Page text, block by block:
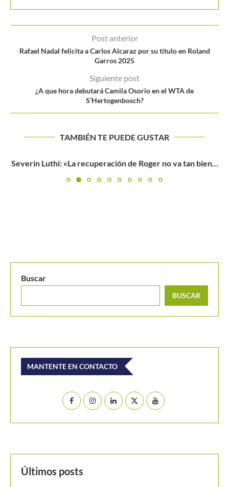
Post anterior
Rafael Nadal felicita a Carlos Alcaraz por su título en Roland
Garros 2025
Siguiente post
¿A que hora debutará Camila Osorio en el WTA de
S’Hertogenbosch?
TAMBIÉN TE PUEDE GUSTAR
Severin Luthi: «La recuperación de Roger no va tan bien...
Buscar
BUSCAR
MANTENTE EN CONTACTO
Últimos posts